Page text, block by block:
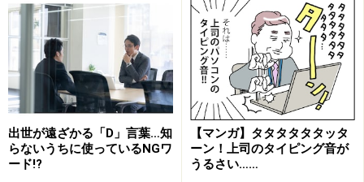
らなかったとは言えません。きっぱりと認めて謝るしか
ない場面です。Ｃ部長には簡単に事情を話して、Ｂ部長
への対策をとりましょう。
●対処方法
「Ｂ部長、きちんとご説明せずに申し訳ありません。実
は別にお取引をさせていただいたのですが、言い出せず
におりました。
出世が遠ざかる「D」言葉…知
らないうちに使っているNGワ
ード!?
【マンガ】タタタタタタッタ
ーン！上司のタイピング音が
うるさい……